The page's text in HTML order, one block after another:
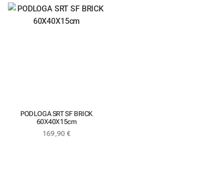
169,90 €
PODLOGA SRT SF BRICK
60X40X15cm